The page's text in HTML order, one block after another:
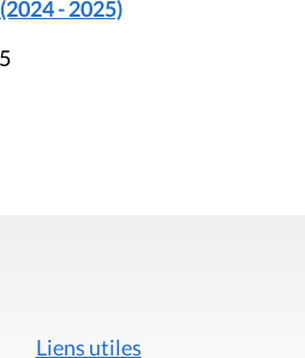
- 2025)
Liens utiles